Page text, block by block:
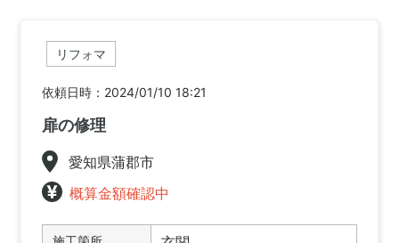
リフォマ
依頼日時：2024/01/10 18:21
扉の修理
愛知県蒲郡市
概算金額確認中